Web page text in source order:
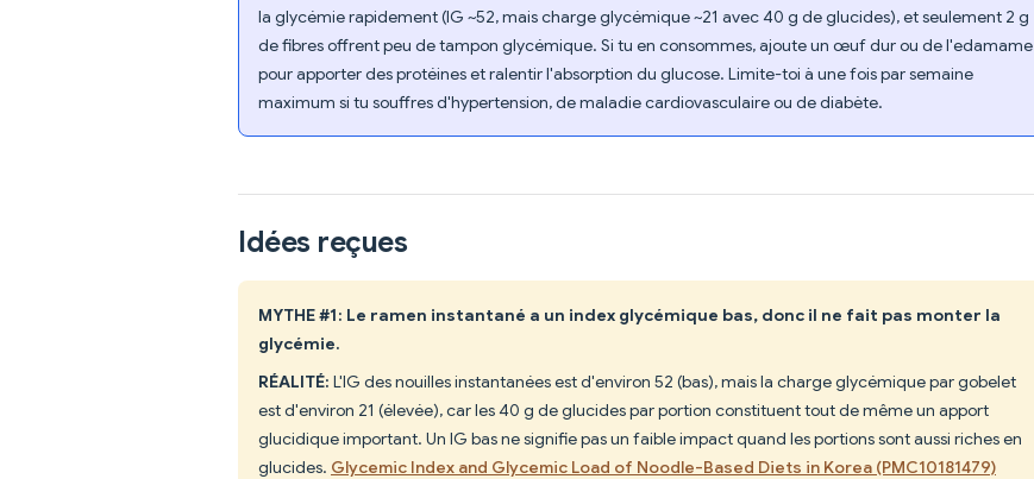
la glycémie rapidement (IG ~52, mais charge glycémique ~21 avec 40 g de glucides), et seulement 2 g
de fibres offrent peu de tampon glycémique. Si tu en consommes, ajoute un œuf dur ou de l'edamame
pour apporter des protéines et ralentir l'absorption du glucose. Limite-toi à une fois par semaine
maximum si tu souffres d'hypertension, de maladie cardiovasculaire ou de diabète.
Idées reçues
MYTHE #1: Le ramen instantané a un index glycémique bas, donc il ne fait pas monter la
glycémie.
RÉALITÉ: L'IG des nouilles instantanées est d'environ 52 (bas), mais la charge glycémique par gobelet
est d'environ 21 (élevée), car les 40 g de glucides par portion constituent tout de même un apport
glucidique important. Un IG bas ne signifie pas un faible impact quand les portions sont aussi riches en
glucides. Glycemic Index and Glycemic Load of Noodle-Based Diets in Korea (PMC10181479)